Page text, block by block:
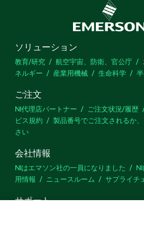
ソリューション
教育/研究 航空宇宙、防衛、官公庁
ネルギー
産業用機械 生命科学
ご注文
NI代理店パートナー ご注文状況/履歴
ビス規約
製品番号でご注文されるか
さい
会社情報
NIはエマソン社の一員になりました
用情報
ニュースルーム サプライチ
サポート